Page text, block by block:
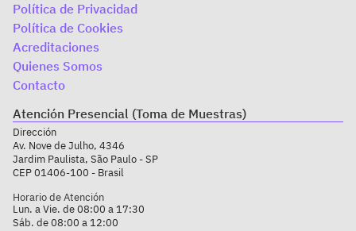
Política de Privacidad
Política de Cookies
Acreditaciones
Quienes Somos
Contacto
Atención Presencial (Toma de Muestras)
Dirección
Av. Nove de Julho, 4346
Jardim Paulista, São Paulo - SP
CEP 01406-100 - Brasil
Horario de Atención
Lun. a Vie. de 08:00 a 17:30
Sáb. de 08:00 a 12:00